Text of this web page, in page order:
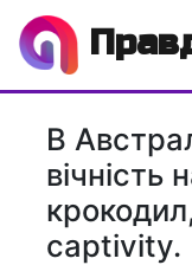
В
вічність
captivity.